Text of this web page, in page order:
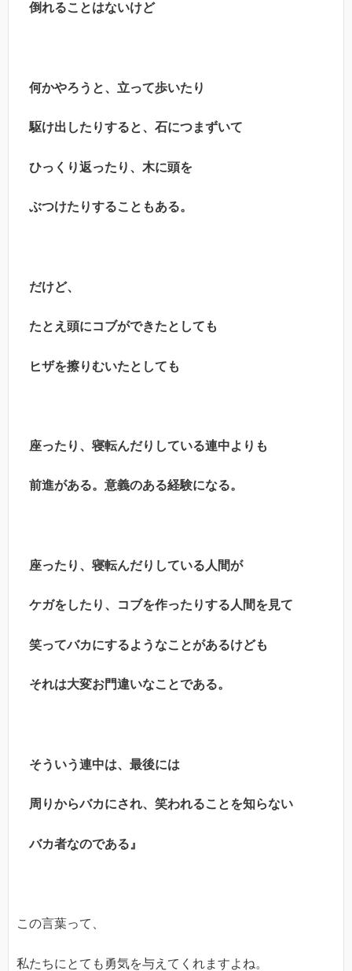
倒れることはないけど
何かやろうと、立って歩いたり
駆け出したりすると、石につまずいて
ひっくり返ったり、木に頭を
ぶつけたりすることもある。
だけど、
たとえ頭にコブができたとしても
ヒザを擦りむいたとしても
座ったり、寝転んだりしている連中よりも
前進がある。意義のある経験になる。
座ったり、寝転んだりしている人間が
ケガをしたり、コブを作ったりする人間を見て
笑ってバカにするようなことがあるけども
それは大変お門違いなことである。
そういう連中は、最後には
周りからバカにされ、笑われることを知らない
バカ者なのである』
この言葉って、
私たちにとても勇気を与えてくれますよね。